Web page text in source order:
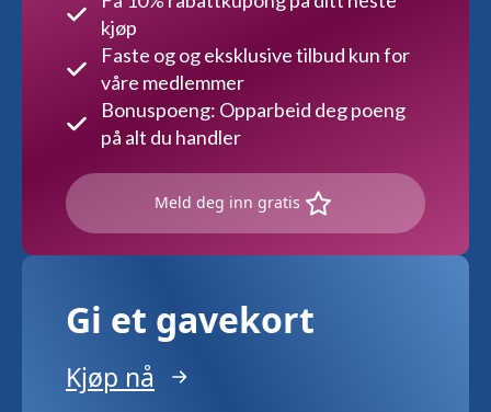
kjøp
Faste og og eksklusive tilbud kun for
våre medlemmer
Bonuspoeng: Opparbeid deg poeng
på alt du handler
Meld deg inn gratis
Gi et gavekort
Kjøp nå